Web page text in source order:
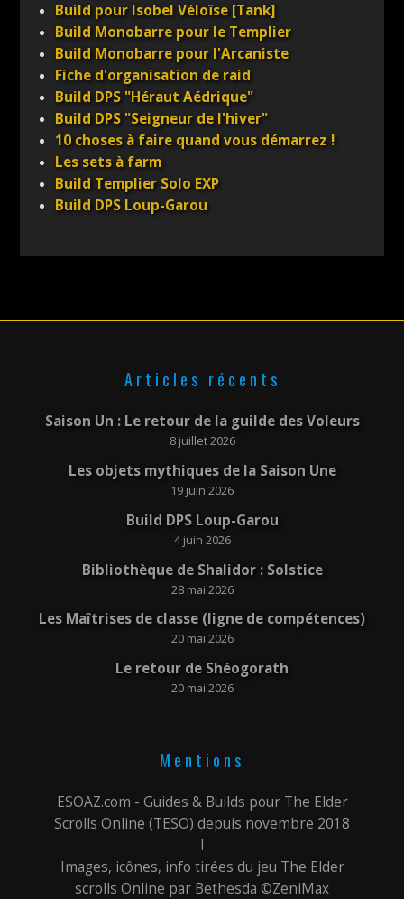
Build pour Isobel Véloïse [Tank]
Build Monobarre pour le Templier
Build Monobarre pour l'Arcaniste
Fiche d'organisation de raid
Build DPS "Héraut Aédrique"
Build DPS "Seigneur de l'hiver"
10 choses à faire quand vous démarrez !
Les sets à farm
Build Templier Solo EXP
Build DPS Loup-Garou
Articles récents
Saison Un : Le retour de la guilde des Voleurs
8 juillet 2026
Les objets mythiques de la Saison Une
19 juin 2026
Build DPS Loup-Garou
4 juin 2026
Bibliothèque de Shalidor : Solstice
28 mai 2026
Les Maîtrises de classe (ligne de compétences)
20 mai 2026
Le retour de Shéogorath
20 mai 2026
Mentions
ESOAZ.com - Guides & Builds pour The Elder
Scrolls Online (TESO) depuis novembre 2018
!
Images, icônes, info tirées du jeu The Elder
scrolls Online par Bethesda ©ZeniMax